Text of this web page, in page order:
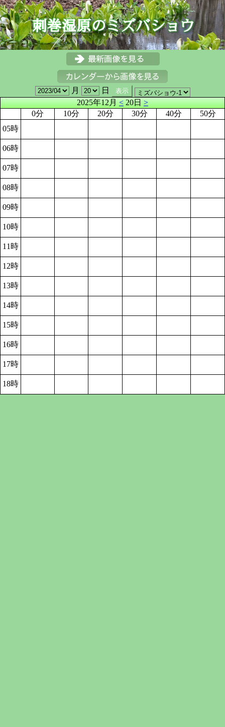
月
日
2025年12月<20日>
0分
10分 20分 30分 40分
50分
05時
06時
07時
08時
09時
10時
11時
12時
13時
14時
15時
16時
17時
18時